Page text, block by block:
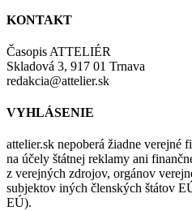
KONTAKT
Časopis ATTELIÉR
Skladová 3, 917 01 Trnava
redakcia@attelier.sk
VYHLÁSENIE
attelier.sk nepoberá žiadne verejné
na účely štátnej reklamy ani
z verejných zdrojov, orgánov
subjektov iných členských štátov
EÚ).